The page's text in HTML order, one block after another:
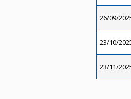
26/09/
23/10/
23/11/